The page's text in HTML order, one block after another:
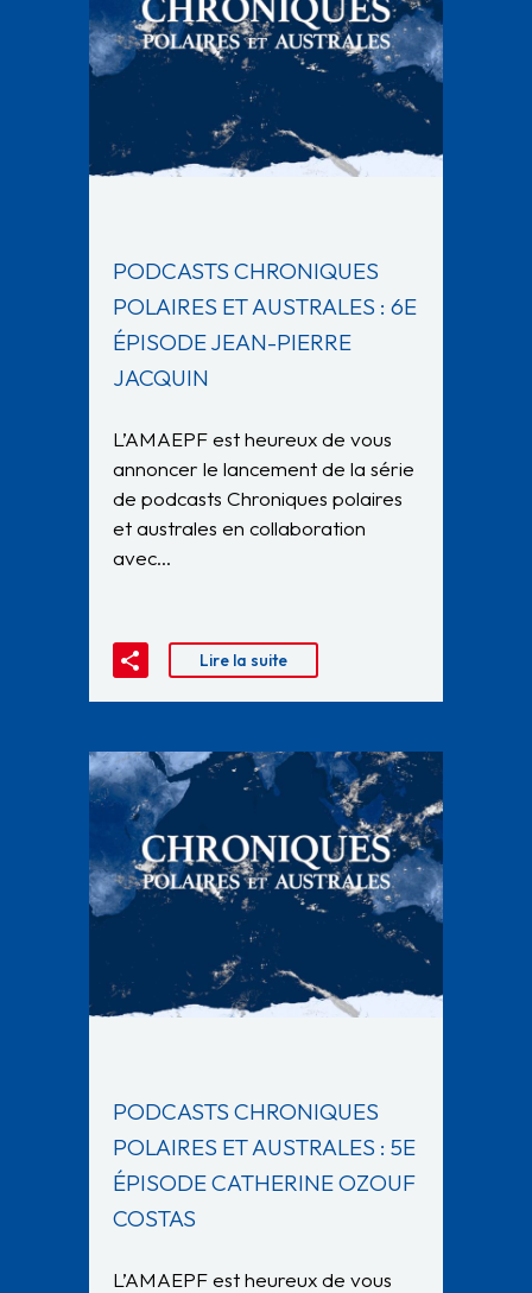
PODCASTS CHRONIQUES
POLAIRES ET AUSTRALES : 6E
ÉPISODE JEAN-PIERRE
JACQUIN
L’AMAEPF est heureux de vous
annoncer le lancement de la série
de podcasts Chroniques polaires
et australes en collaboration
avec…
Lire la suite
PODCASTS CHRONIQUES
POLAIRES ET AUSTRALES : 5E
ÉPISODE CATHERINE OZOUF
COSTAS
L’AMAEPF est heureux de vous